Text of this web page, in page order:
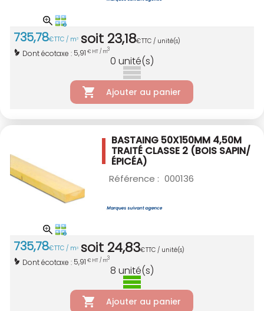
735,78€TTC / m3 soit 23,18€TTC / unité(s)
Dont écotaxe : 5,91 € HT / m3
0 unité(s)
Ajouter au panier
BASTAING 50X150MM 4,50M
TRAITÉ CLASSE 2 (BOIS SAPIN/
ÉPICÉA)
Référence : 000136
735,78€TTC / m3 soit 24,83€TTC / unité(s)
Dont écotaxe : 5,91 € HT / m3
8 unité(s)
Ajouter au panier